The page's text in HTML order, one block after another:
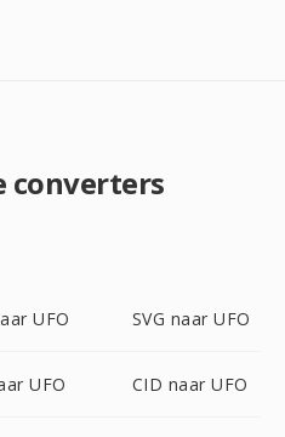
converters
UFO SVG naar UFO
UFO CID naar UFO